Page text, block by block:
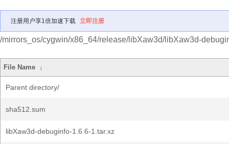
注册用户享1倍加速下载 立即注册
/mirrors_os/cygwin/x86_64/release/libXaw3d/libXaw3d-
File Name ↓
Parent directory/
sha512.sum
libXaw3d-debuginfo-1.6.6-1.tar.xz